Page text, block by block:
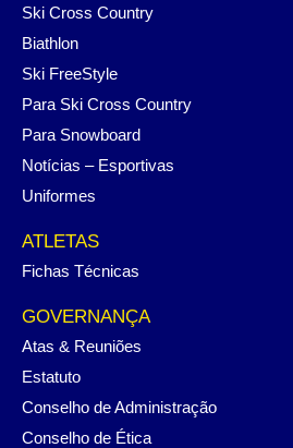
Ski Cross Country
Biathlon
Ski FreeStyle
Para Ski Cross Country
Para Snowboard
Notícias – Esportivas
Uniformes
ATLETAS
Fichas Técnicas
GOVERNANÇA
Atas & Reuniões
Estatuto
Conselho de Administração
Conselho de Ética